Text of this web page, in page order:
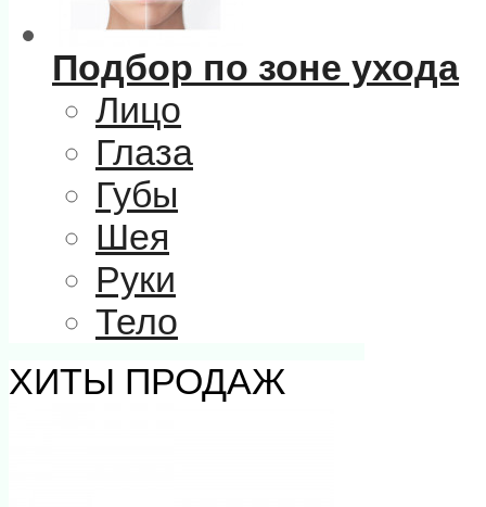
Подбор по зоне ухода
Лицо
Глаза
Губы
Шея
Руки
Тело
ХИТЫ ПРОДАЖ